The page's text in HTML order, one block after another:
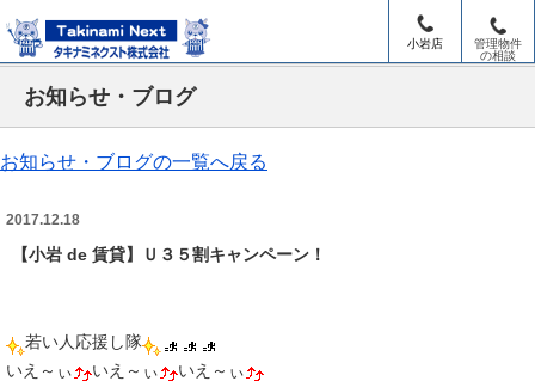
小岩店
管理物件
の相談
お知らせ・ブログ
お知らせ・ブログの一覧へ戻る
2017.12.18
【小岩 de 賃貸】Ｕ３５割キャンペーン！
若い人応援し隊
いえ～ぃ
いえ～ぃ いえ～ぃ